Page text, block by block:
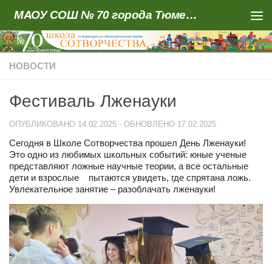
Skip to content МАОУ СОШ № 70 города Тюмени
НОВОСТИ
Фестиваль Лженауки
ОПУБЛИКОВАНО 14.02.2025 · ОБНОВЛЕНО 17.02.2025
Сегодня в Школе Сотворчества прошел День Лженауки!
Это одно из любимых школьных событий: юные ученые
представляют ложные научные теории, а все остальные
дети и взрослые пытаются увидеть, где спрятана ложь.
Увлекательное занятие – разоблачать лженауки!